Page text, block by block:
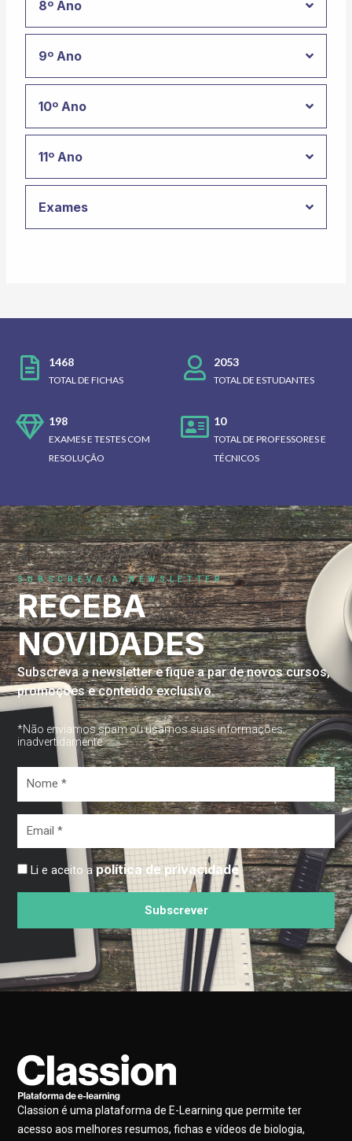
8º Ano
9º Ano
10º Ano
11º Ano
Exames
1468
TOTAL DE FICHAS
2053
TOTAL DE ESTUDANTES
198
EXAMES E TESTES COM
RESOLUÇÃO
10
TOTAL DE PROFESSORES E
TÉCNICOS
SUBSCREVA A NEWSLETTER
RECEBA
NOVIDADES
Subscreva a newsletter e fique a par de novos cursos,
promoções e conteúdo exclusivo.
*Não enviamos spam ou usamos suas informações
inadvertidamente
Li e aceito apolítica de privacidade
Subscrever
Classion é uma plataforma de E-Learning que permite ter
acesso aos melhores resumos, fichas e vídeos de biologia,